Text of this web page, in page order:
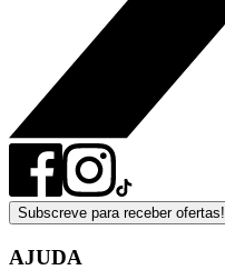
Subscreve para receber ofertas!
AJUDA